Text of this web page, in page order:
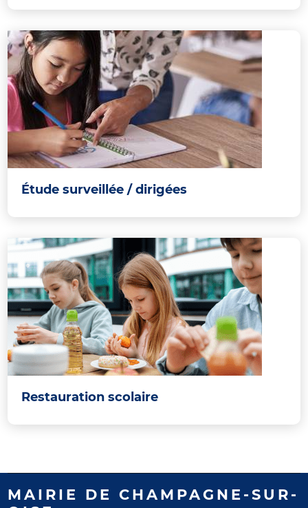
Étude surveillée / dirigées
Restauration scolaire
MAIRIE DE CHAMPAGNE-SUR-